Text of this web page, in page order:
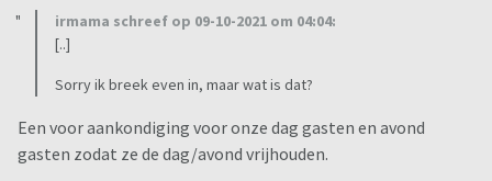
irmama schreef op 09-10-2021 om 04:04:
[..]
Sorry ik breek even in, maar wat is dat?
Een voor aankondiging voor onze dag gasten en avond
gasten zodat ze de dag/avond vrijhouden.